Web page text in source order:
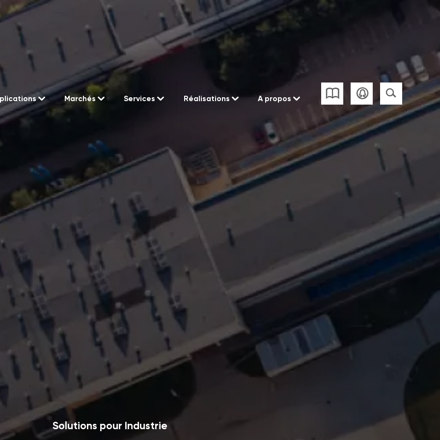
Marchés Services Réalisations A propos
Solutions pour Industrie